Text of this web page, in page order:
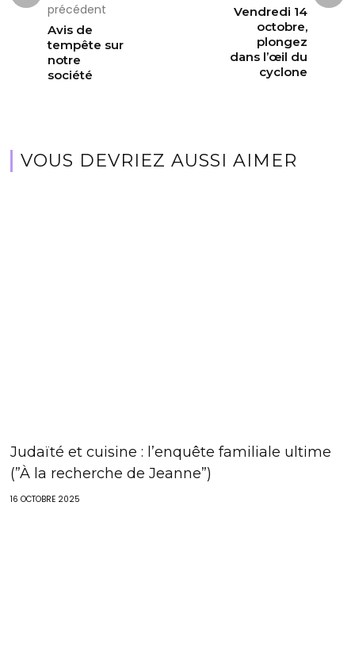
précédent
Avis de
tempête sur
notre
société
Vendredi 14
octobre,
plongez
dans l’œil du
cyclone
VOUS DEVRIEZ AUSSI AIMER
Judaïté et cuisine : l’enquête familiale ultime
(”À la recherche de Jeanne”)
16 OCTOBRE 2025